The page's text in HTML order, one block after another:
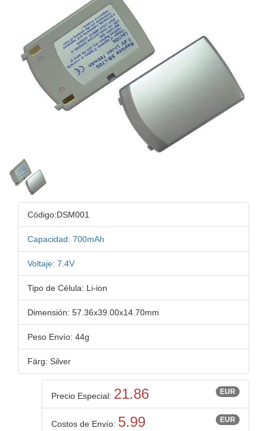
Código:DSM001
Capacidad: 700mAh
Voltaje: 7.4V
Tipo de Célula: Li-ion
Dimensión: 57.36x39.00x14.70mm
Peso Envío: 44g
Färg: Silver
Precio Especial: 21.86 EUR
Costos de Envío: 5.99 EUR